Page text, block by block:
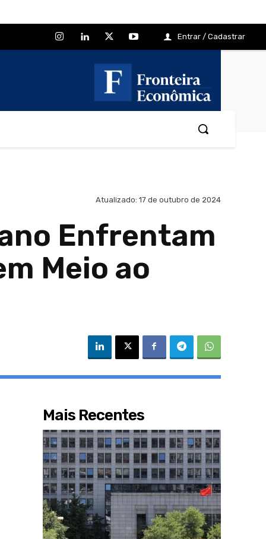
Entrar / Cadastrar
Atualizado: 17 de outubro de 2024
Enfrentam
Meio ao
Mais Recentes